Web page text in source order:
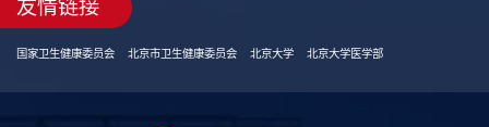
友情链接
国家卫生健康委员会 北京市卫生健康委员会 北京大学 北京大学医学部